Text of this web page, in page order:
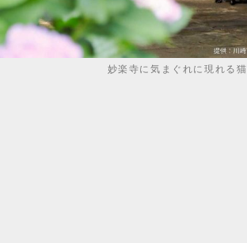
妙楽寺に気まぐれに現れる猫